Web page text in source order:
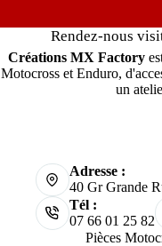
Rendez-nous
Créations MX Factory
Motocross et Enduro,
un
Adresse :
40 Gr Grande
Tél :
07 66 01 25 82
Pièces